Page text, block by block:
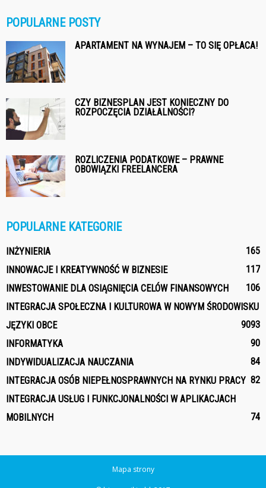
POPULARNE POSTY
APARTAMENT NA WYNAJEM – TO SIĘ OPŁACA!
CZY BIZNESPLAN JEST KONIECZNY DO
ROZPOCZĘCIA DZIAŁALNOŚCI?
ROZLICZENIA PODATKOWE – PRAWNE
OBOWIĄZKI FREELANCERA
POPULARNE KATEGORIE
INŻYNIERIA
165
INNOWACJE I KREATYWNOŚĆ W BIZNESIE
117
INWESTOWANIE DLA OSIĄGNIĘCIA CELÓW FINANSOWYCH
106
INTEGRACJA SPOŁECZNA I KULTUROWA W NOWYM ŚRODOWISKU
93
JĘZYKI OBCE
90
INFORMATYKA
90
INDYWIDUALIZACJA NAUCZANIA
84
INTEGRACJA OSÓB NIEPEŁNOSPRAWNYCH NA RYNKU PRACY 82
INTEGRACJA USŁUG I FUNKCJONALNOŚCI W APLIKACJACH
MOBILNYCH
74
Mapa strony